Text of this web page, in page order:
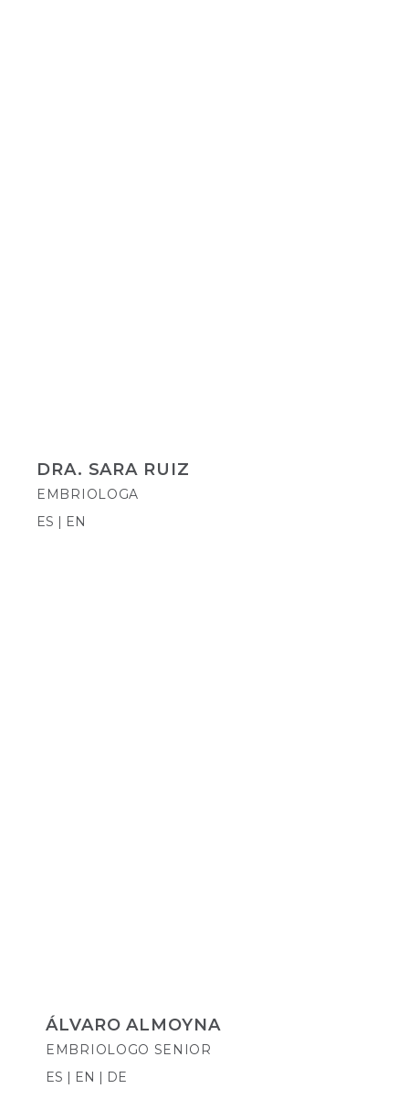
DRA. SARA RUIZ
EMBRIOLOGA
ES | EN
ÁLVARO ALMOYNA
EMBRIOLOGO SENIOR
ES | EN | DE